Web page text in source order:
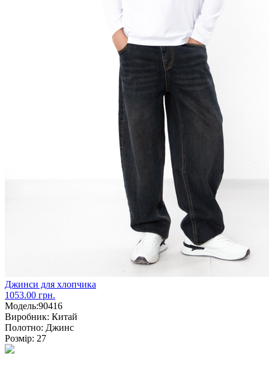
Джинси для хлопчика
1053.00 грн.
Модель:90416
Виробник: Китай
Полотно: Джинс
Розмір: 27